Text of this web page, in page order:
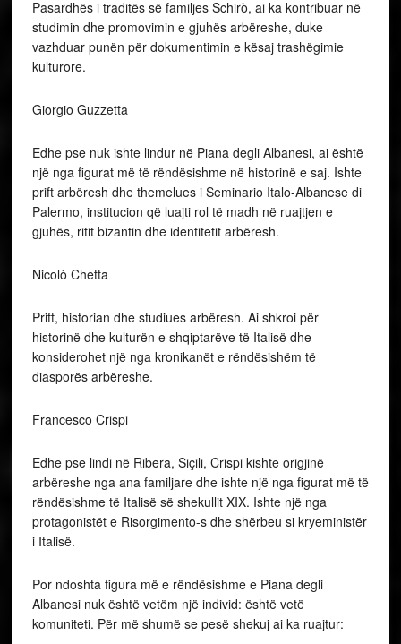
Pasardhës i traditës së familjes Schirò, ai ka kontribuar në
studimin dhe promovimin e gjuhës arbëreshe, duke
vazhduar punën për dokumentimin e kësaj trashëgimie
kulturore.
Giorgio Guzzetta
Edhe pse nuk ishte lindur në Piana degli Albanesi, ai është
një nga figurat më të rëndësishme në historinë e saj. Ishte
prift arbëresh dhe themelues i Seminario Italo-Albanese di
Palermo, institucion që luajti rol të madh në ruajtjen e
gjuhës, ritit bizantin dhe identitetit arbëresh.
Nicolò Chetta
Prift, historian dhe studiues arbëresh. Ai shkroi për
historinë dhe kulturën e shqiptarëve të Italisë dhe
konsiderohet një nga kronikanët e rëndësishëm të
diasporës arbëreshe.
Francesco Crispi
Edhe pse lindi në Ribera, Siçili, Crispi kishte origjinë
arbëreshe nga ana familjare dhe ishte një nga figurat më të
rëndësishme të Italisë së shekullit XIX. Ishte një nga
protagonistët e Risorgimento-s dhe shërbeu si kryeministër
i Italisë.
Por ndoshta figura më e rëndësishme e Piana degli
Albanesi nuk është vetëm një individ: është vetë
komuniteti. Për më shumë se pesë shekuj ai ka ruajtur: